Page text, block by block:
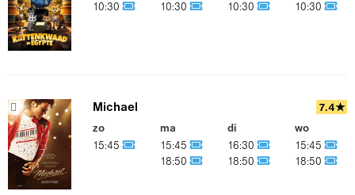
10:30
10:30
10:30
10:30
Michael 7.4★
zo
15:45
ma
15:45
18:50
di
16:30
18:50
wo
15:45
18:50